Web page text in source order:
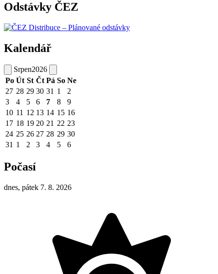
Odstávky ČEZ
Kalendář
Srpen2026
Po Út St Čt Pá So Ne
27 28 29 30 31 1
2
3
4 5 6 7 8
9
10 11 12 13 14 15 16
17 18 19 20 21 22 23
24 25 26 27 28 29 30
31 1 2 3 4 5 6
Počasí
dnes, pátek 7. 8. 2026